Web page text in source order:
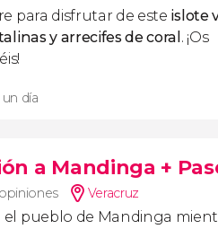
para disfrutar de este islote
y arrecifes de coral . ¡Os
día
a Mandinga +
Veracruz
el pueblo de Mandinga